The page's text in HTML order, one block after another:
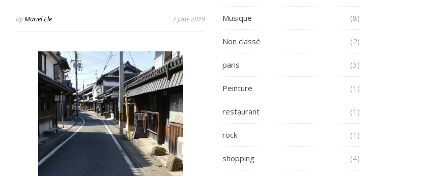
ByMuriel Ele 7 June 2019 Musique (8)
Non classé (2)
paris (3)
Peinture (1)
restaurant (1)
rock (1)
shopping (4)